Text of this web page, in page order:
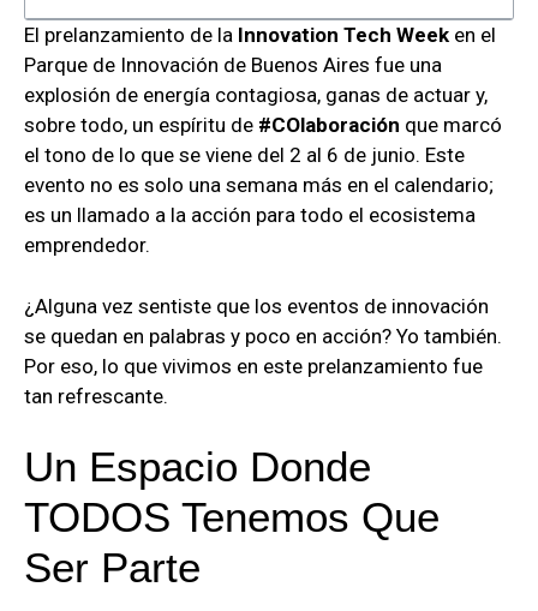
El prelanzamiento de la Innovation Tech Week en el
Parque de Innovación de Buenos Aires fue una
explosión de energía contagiosa, ganas de actuar y,
sobre todo, un espíritu de #COlaboración que marcó
el tono de lo que se viene del 2 al 6 de junio. Este
evento no es solo una semana más en el calendario;
es un llamado a la acción para todo el ecosistema
emprendedor.
¿Alguna vez sentiste que los eventos de innovación
se quedan en palabras y poco en acción? Yo también.
Por eso, lo que vivimos en este prelanzamiento fue
tan refrescante.
Un Espacio Donde
TODOS Tenemos Que
Ser Parte